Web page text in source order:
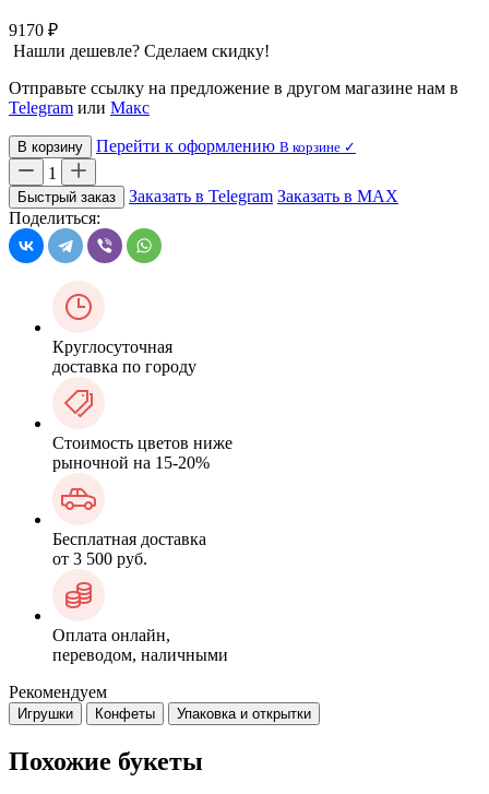
9170 ₽
Нашли дешевле? Сделаем скидку!
Отправьте ссылку на предложение в другом магазине нам в
Telegram или Макс
В корзину Перейти к оформлению В корзине ✓
1
Быстрый заказ Заказать в Telegram Заказать в MAX
Поделиться:
Круглосуточная
доставка по городу
Стоимость цветов ниже
рыночной на 15-20%
Бесплатная доставка
от 3 500 руб.
Оплата онлайн,
переводом, наличными
Рекомендуем
Игрушки Конфеты Упаковка и открытки
Похожие букеты